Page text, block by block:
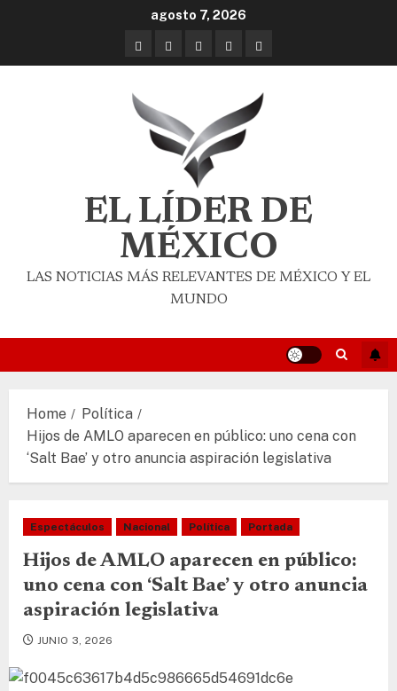
agosto 7, 2026
EL LÍDER DE
MÉXICO
LAS NOTICIAS MÁS RELEVANTES DE MÉXICO Y EL
MUNDO
Home
Política
Hijos de AMLO aparecen en público: uno cena con
‘Salt Bae’ y otro anuncia aspiración legislativa
Espectáculos Nacional Política Portada
Hijos de AMLO aparecen en público:
uno cena con ‘Salt Bae’ y otro anuncia
aspiración legislativa
JUNIO 3, 2026